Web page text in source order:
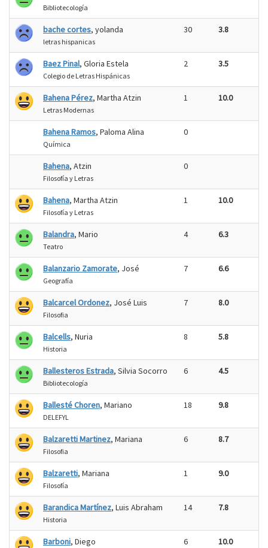
Bibliotecología
bache cortes, yolanda
letras hispanicas
30 3.8
Baez Pinal, Gloria Estela
Colegio de Letras Hispánicas
2 3.5
Bahena Pérez, Martha Atzin
Letras Modernas
1 10.0
Bahena Ramos, Paloma Alina
Química
0
Bahena, Atzin
Filosofía y Letras
0
Bahena, Martha Atzin
Filosofía y Letras
1 10.0
Balandra, Mario
Teatro
4 6.3
Balanzario Zamorate, José
Geografía
7 6.6
Balcarcel Ordonez, José Luis
Filosofia
7 8.0
Balcells, Nuria
Historia
8 5.8
Ballesteros Estrada, Silvia Socorro
Bibliotecología
6 4.5
Ballesté Choren, Mariano
DELEFYL
18 9.8
Balzaretti Martinez, Mariana
Filosofia
6 8.7
Balzaretti, Mariana
Filosofía
1 9.0
Barandica Martínez, Luis Abraham
Historia
14 7.8
Barboni, Diego 6 10.0